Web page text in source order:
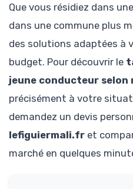
Que vous résidiez dans
dans une commune plus
des solutions adaptées à
budget. Pour découvrir le
jeune conducteur selon
précisément à votre
demandez un devis
lefiguiermali.fr et
marché en quelques